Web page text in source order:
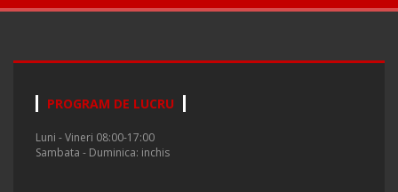
PROGRAM DE LUCRU
Luni - Vineri 08:00-17:00
Sambata - Duminica: inchis